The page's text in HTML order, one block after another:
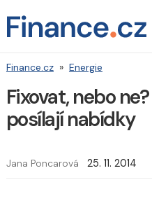
Finance.cz » Energie
Fixovat, nebo
posílají nabídky
Jana Poncarová 25. 11. 2014